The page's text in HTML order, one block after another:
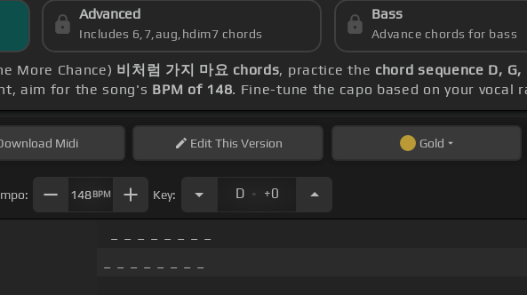
Advanced
Includes 6,7,aug,hdim7 chords
Bass
Advance chords for bass
More Chance) 비처럼 가지 마요 chords, practice the chord sequence D,
aim for the song's BPM of 148. Fine-tune the capo based on your
Midi EditThis Version Gold
148BPM Key: D . +0